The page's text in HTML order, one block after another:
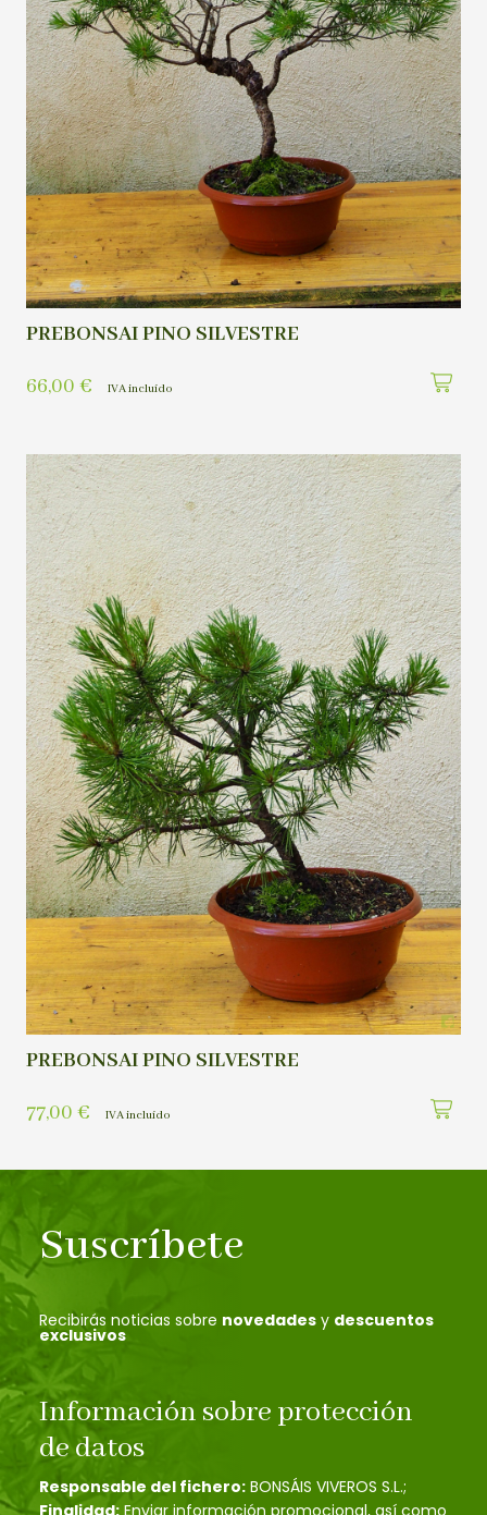
PREBONSAI PINO SILVESTRE
66,00 € IVA incluído
PREBONSAI PINO SILVESTRE
77,00 € IVA incluído
Suscríbete
Recibirás noticias sobre novedades y descuentos
exclusivos
Información sobre protección
de datos
Responsable del fichero: BONSÁIS VIVEROS S.L.;